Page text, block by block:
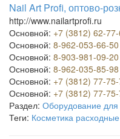
Nail Art Profi, оптово-
http://www.nailartprofi.ru
Основной: +7 (3812) 62-
Основной: 8-962-053-66-50
Основной: 8-903-981-09-20
Основной: 8-962-035-85-98
Основной: +7 (3812) 77-
Основной: +7 (3812) 77-
Раздел: Оборудование для
Теги: Косметика